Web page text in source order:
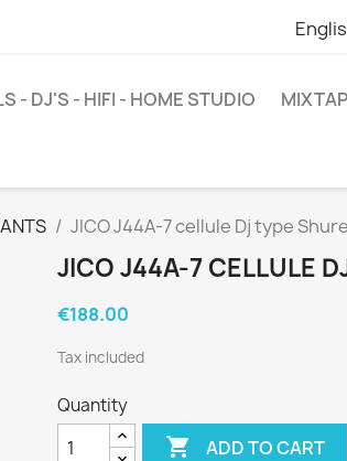
- DJ'S - HIFI - HOME STUDIO
JICO J44A-7 cellule Dj type
JICO J44A-7 CELLULE
€188.00
Tax included
Quantity
 ADD TO CART